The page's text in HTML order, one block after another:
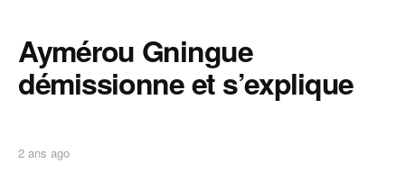
Aymérou Gningue
démissionne et s’explique
2 ans ago